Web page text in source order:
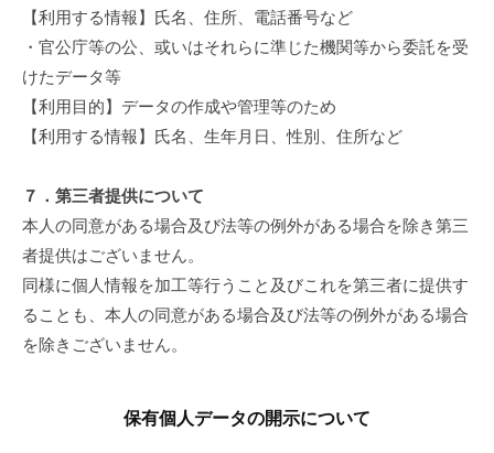
【利用する情報】氏名、住所、電話番号など
・官公庁等の公、或いはそれらに準じた機関等から委託を受
けたデータ等
【利用目的】データの作成や管理等のため
【利用する情報】氏名、生年月日、性別、住所など
７．第三者提供について
本人の同意がある場合及び法等の例外がある場合を除き第三
者提供はございません。
同様に個人情報を加工等行うこと及びこれを第三者に提供す
ることも、本人の同意がある場合及び法等の例外がある場合
を除きございません。
保有個人データの開示について